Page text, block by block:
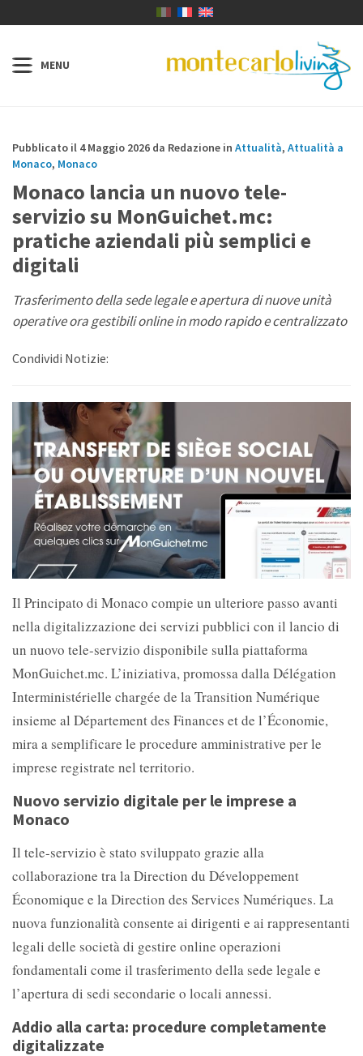
Pubblicato il 4 Maggio 2026 da Redazione in Attualità, Attualità a
Monaco, Monaco
Monaco lancia un nuovo tele-
servizio su MonGuichet.mc:
pratiche aziendali più semplici e
digitali
Trasferimento della sede legale e apertura di nuove unità
operative ora gestibili online in modo rapido e centralizzato
Condividi Notizie:
Il Principato di Monaco compie un ulteriore passo avanti
nella digitalizzazione dei servizi pubblici con il lancio di
un nuovo tele-servizio disponibile sulla piattaforma
MonGuichet.mc. L’iniziativa, promossa dalla Délégation
Interministérielle chargée de la Transition Numérique
insieme al Département des Finances et de l’Économie,
mira a semplificare le procedure amministrative per le
imprese registrate nel territorio.
Nuovo servizio digitale per le imprese a
Monaco
Il tele-servizio è stato sviluppato grazie alla
collaborazione tra la Direction du Développement
Économique e la Direction des Services Numériques. La
nuova funzionalità consente ai dirigenti e ai rappresentanti
legali delle società di gestire online operazioni
fondamentali come il trasferimento della sede legale e
l’apertura di sedi secondarie o locali annessi.
Addio alla carta: procedure completamente
digitalizzate